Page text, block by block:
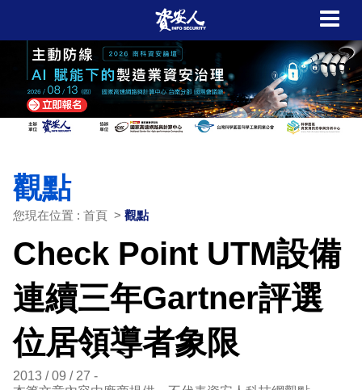
觀點
您現在位置 : 首頁 > 觀點
Check Point UTM設備
連續三年Gartner評選
位居領導者象限
2013 / 09 / 27